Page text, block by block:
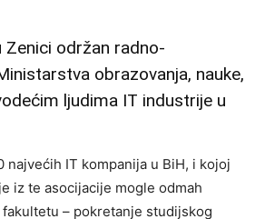
Zenici održan radno-
obrazovanja, nauke,
ljudima IT industrije u
IT kompanija u BiH, i kojoj
iz te asocijacije mogle odmah
– pokretanje studijskog